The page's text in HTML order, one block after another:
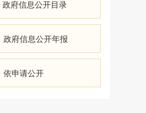
政府信息公开目录
政府信息公开年报
依申请公开